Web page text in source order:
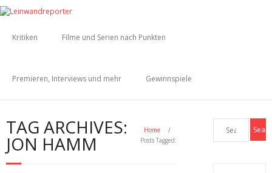
Kritiken Filme und Serien nach Punkten
Premieren, Interviews und mehr Gewinnspiele
TAG ARCHIVES:
JON HAMM
Home
/
Posts Tagged: